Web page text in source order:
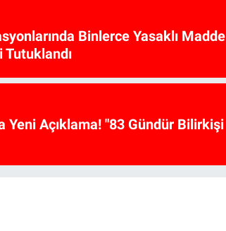
Binlerce Yasaklı Madde
Tutuklandı
Yeni Açıklama! "83 Gündür Bilirkişi